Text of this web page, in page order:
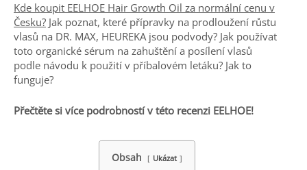
Kde koupit EELHOE Hair Growth Oil za normální cenu v
Česku? Jak poznat, které přípravky na prodloužení růstu
vlasů na DR. MAX, HEUREKA jsou podvody? Jak používat
toto organické sérum na zahuštění a posílení vlasů
podle návodu k použití v příbalovém letáku? Jak to
funguje?
Přečtěte si více podrobností v této recenzi EELHOE!
Obsah Ukázat